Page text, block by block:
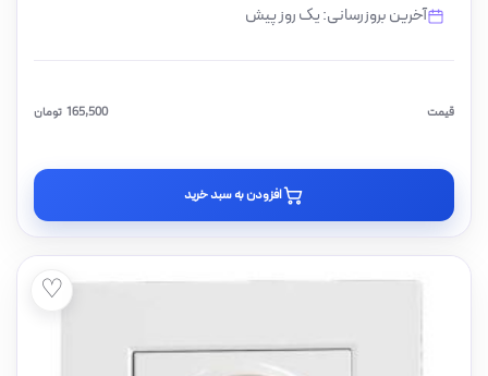
آخرین بروزرسانی: یک روز پیش
قیمت تومان 165,500
افزودن به سبد خرید
♡